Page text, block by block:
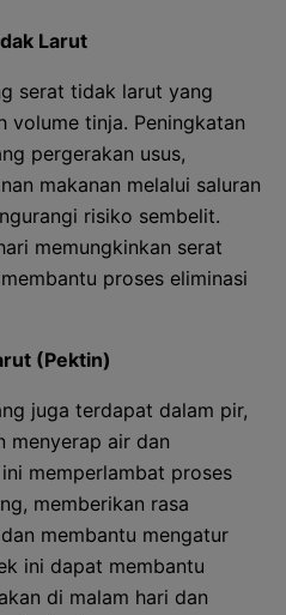
Larut
serat tidak larut yang
volume tinja. Peningkatan
pergerakan usus,
makanan melalui saluran
risiko sembelit.
memungkinkan serat
proses eliminasi
(Pektin)
juga terdapat dalam pir,
menyerap air dan
memperlambat proses
memberikan rasa
membantu mengatur
ini dapat membantu
di malam hari dan